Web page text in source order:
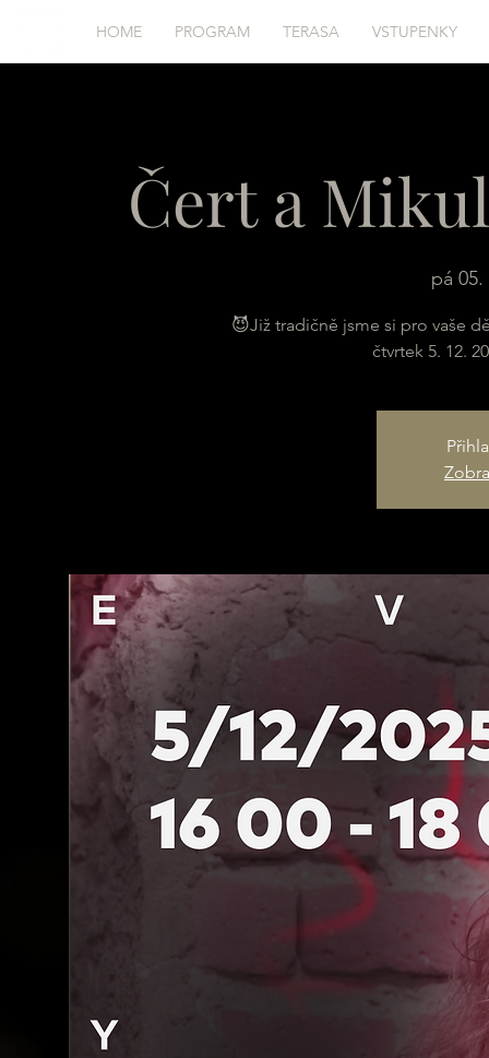
HOME PROGRAM TERASA VSTUPENKY
Čert a
pá 05.
😈Již tradičně jsme si pro vaše
čtvrtek 5. 12.